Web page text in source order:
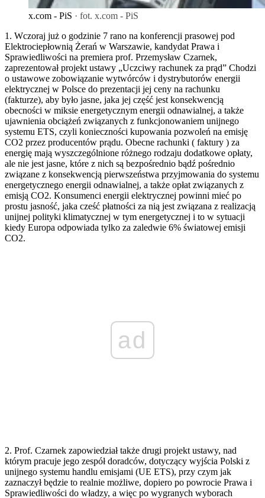
x.com - PiS · fot. x.com - PiS
1. Wczoraj już o godzinie 7 rano na konferencji prasowej pod
Elektrociepłownią Żerań w Warszawie, kandydat Prawa i
Sprawiedliwości na premiera prof. Przemysław Czarnek,
zaprezentował projekt ustawy „Uczciwy rachunek za prąd” Chodzi
o ustawowe zobowiązanie wytwórców i dystrybutorów energii
elektrycznej w Polsce do prezentacji jej ceny na rachunku
(fakturze), aby było jasne, jaka jej część jest konsekwencją
obecności w miksie energetycznym energii odnawialnej, a także
ujawnienia obciążeń związanych z funkcjonowaniem unijnego
systemu ETS, czyli konieczności kupowania pozwoleń na emisję
CO2 przez producentów prądu. Obecne rachunki ( faktury ) za
energię mają wyszczególnione różnego rodzaju dodatkowe opłaty,
ale nie jest jasne, które z nich są bezpośrednio bądź pośrednio
związane z konsekwencją pierwszeństwa przyjmowania do systemu
energetycznego energii odnawialnej, a także opłat związanych z
emisją CO2. Konsumenci energii elektrycznej powinni mieć po
prostu jasność, jaka cześć płatności za nią jest związana z realizacją
unijnej polityki klimatycznej w tym energetycznej i to w sytuacji
kiedy Europa odpowiada tylko za zaledwie 6% światowej emisji
CO2.
ad
2. Prof. Czarnek zapowiedział także drugi projekt ustawy, nad
którym pracuje jego zespół doradców, dotyczący wyjścia Polski z
unijnego systemu handlu emisjami (UE ETS), przy czym jak
zaznaczył będzie to realnie możliwe, dopiero po powrocie Prawa i
Sprawiedliwości do władzy, a więc po wygranych wyborach